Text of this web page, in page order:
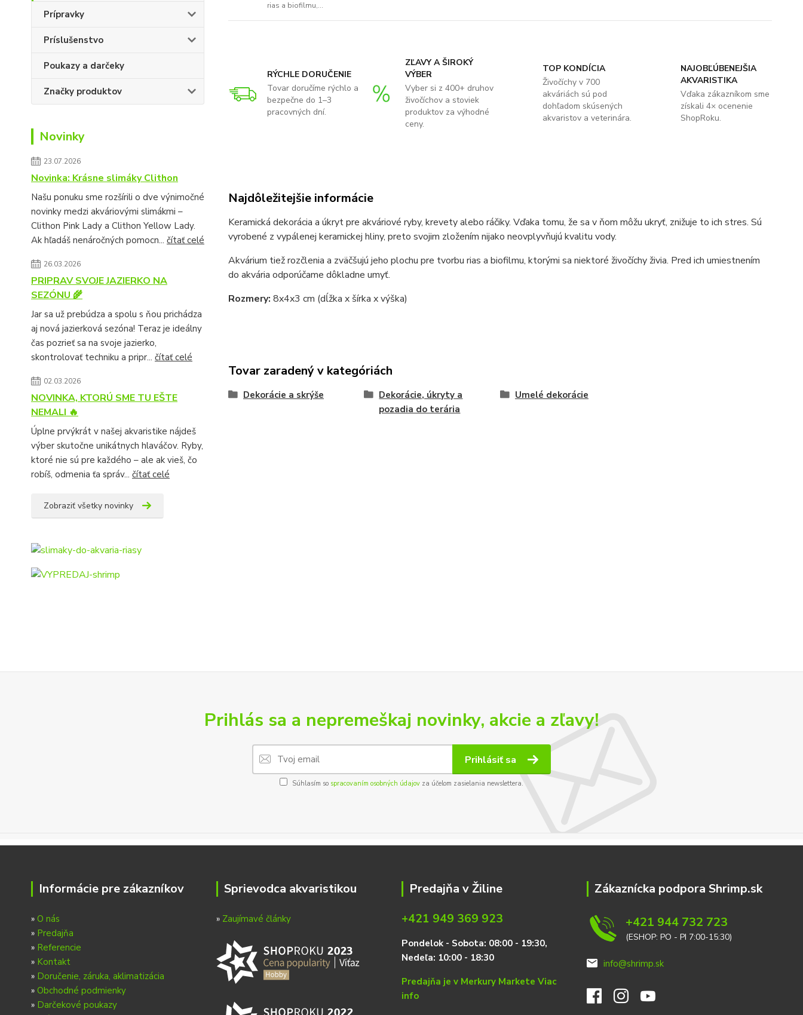
Prípravky
Príslušenstvo
Poukazy a darčeky
Značky produktov
Novinky
23.07.2026
Novinka: Krásne slimáky Clithon
Našu ponuku sme rozšírili o dve výnimočné
novinky medzi akváriovými slimákmi –
Clithon Pink Lady a Clithon Yellow Lady.
Ak hľadáš nenáročných pomocn... čítať celé
26.03.2026
PRIPRAV SVOJE JAZIERKO NA
SEZÓNU 🌾
Jar sa už prebúdza a spolu s ňou prichádza
aj nová jazierková sezóna! Teraz je ideálny
čas pozrieť sa na svoje jazierko,
skontrolovať techniku a pripr... čítať celé
02.03.2026
NOVINKA, KTORÚ SME TU EŠTE
NEMALI 🔥
Úplne prvýkrát v našej akvaristike nájdeš
výber skutočne unikátnych hlaváčov. Ryby,
ktoré nie sú pre každého – ale ak vieš, čo
robíš, odmenia ťa správ... čítať celé
Zobraziť všetky novinky
rias a biofilmu,...
RÝCHLE DORUČENIE
Tovar doručíme rýchlo a
bezpečne do 1–3
pracovných dní.
ZĽAVY A ŠIROKÝ
VÝBER
Vyber si z 400+ druhov
živočíchov a stoviek
produktov za výhodné
ceny.
TOP KONDÍCIA
Živočíchy v 700
akváriách sú pod
dohľadom skúsených
akvaristov a veterinára.
NAJOBĽÚBENEJŠIA
AKVARISTIKA
Vďaka zákazníkom sme
získali 4× ocenenie
ShopRoku.
Najdôležitejšie informácie
Keramická dekorácia a úkryt pre akváriové ryby, krevety alebo ráčiky. Vďaka tomu, že sa v ňom môžu ukryť, znižuje to ich stres. Sú
vyrobené z vypálenej keramickej hliny, preto svojim zložením nijako neovplyvňujú kvalitu vody.
Akvárium tiež rozčlenia a zväčšujú jeho plochu pre tvorbu rias a biofilmu, ktorými sa niektoré živočíchy živia. Pred ich umiestnením
do akvária odporúčame dôkladne umyť.
Rozmery: 8x4x3 cm (dĺžka x šírka x výška)
Tovar zaradený v kategóriách
Dekorácie a skrýše
Dekorácie, úkryty a
pozadia do terária
Umelé dekorácie
Prihlás sa a nepremeškaj novinky, akcie a zľavy!
Prihlásiť sa
Súhlasím so spracovaním osobných údajov za účelom zasielania newslettera.
Informácie pre zákazníkov
» O nás
» Predajňa
» Referencie
» Kontakt
» Doručenie, záruka, aklimatizácia
» Obchodné podmienky
» Darčekové poukazy
Sprievodca akvaristikou
» Zaujímavé články
Predajňa v Žiline
+421 949 369 923
Pondelok - Sobota: 08:00 - 19:30,
Nedeľa: 10:00 - 18:30
Predajňa je v Merkury Markete Viac
info
Zákaznícka podpora Shrimp.sk
+421 944 732 723
(ESHOP: PO - PI 7:00-15:30)
info@shrimp.sk